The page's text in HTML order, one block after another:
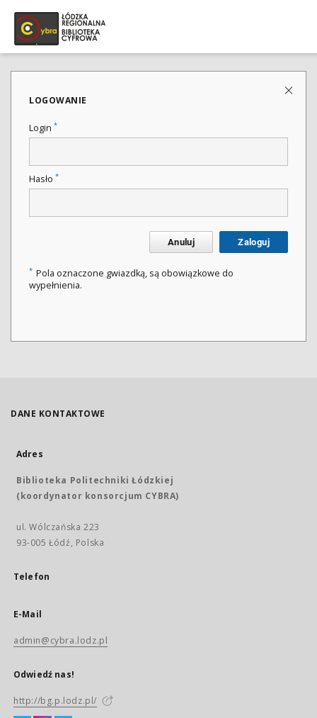
LOGOWANIE
Login *
Hasło *
Anuluj Zaloguj
* Pola oznaczone gwiazdką, są obowiązkowe do
wypełnienia.
DANE KONTAKTOWE
Adres
Biblioteka Politechniki Łódzkiej
(koordynator konsorcjum CYBRA)
ul. Wólczańska 223
93-005 Łódź, Polska
Telefon
E-Mail
admin@cybra.lodz.pl
Odwiedź nas!
http://bg.p.lodz.pl/